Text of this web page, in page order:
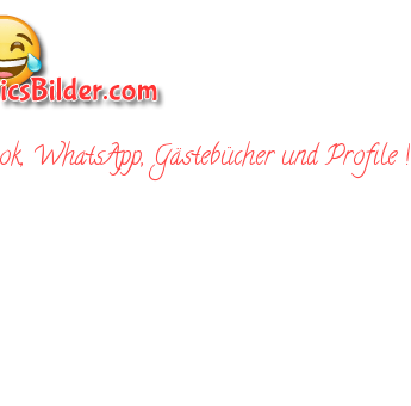
WhatsApp, Gästebücher und Profile !